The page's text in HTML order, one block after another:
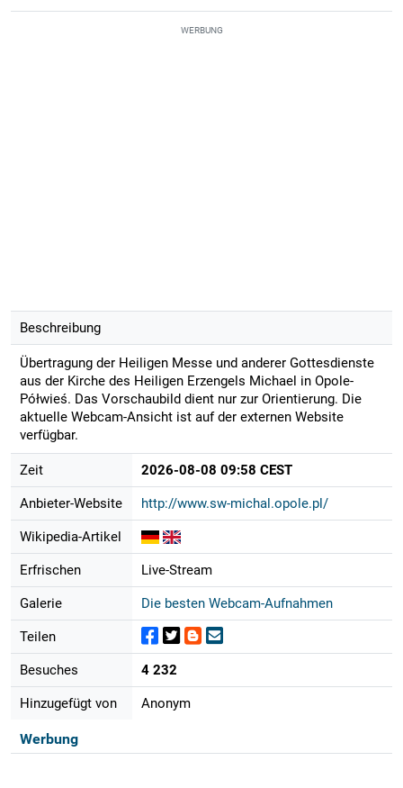
WERBUNG
Beschreibung
Übertragung der Heiligen Messe und anderer Gottesdienste
aus der Kirche des Heiligen Erzengels Michael in Opole-
Półwieś. Das Vorschaubild dient nur zur Orientierung. Die
aktuelle Webcam-Ansicht ist auf der externen Website
verfügbar.
Zeit 2026-08-08 09:58 CEST
Anbieter-Website http://www.sw-michal.opole.pl/
Wikipedia-Artikel
Erfrischen Live-Stream
Galerie Die besten Webcam-Aufnahmen
Teilen
Besuches 4 232
Hinzugefügt von Anonym
Werbung